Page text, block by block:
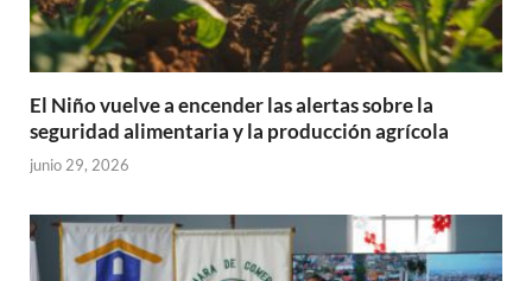
El Niño vuelve a encender las alertas sobre la
seguridad alimentaria y la producción agrícola
junio 29, 2026